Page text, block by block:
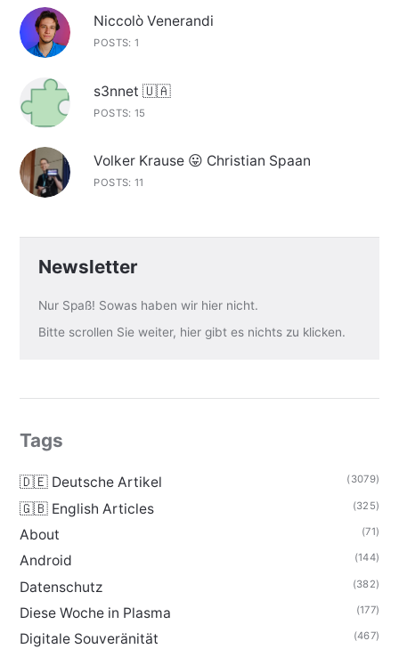
Niccolò Venerandi
POSTS: 1
s3nnet 🇺🇦
POSTS: 15
Volker Krause 😛 Christian Spaan
POSTS: 11
Newsletter
Nur Spaß! Sowas haben wir hier nicht.
Bitte scrollen Sie weiter, hier gibt es nichts zu klicken.
Tags
🇩🇪 Deutsche Artikel (3079)
🇬🇧 English Articles (325)
About (71)
Android (144)
Datenschutz (382)
Diese Woche in Plasma (177)
Digitale Souveränität (467)